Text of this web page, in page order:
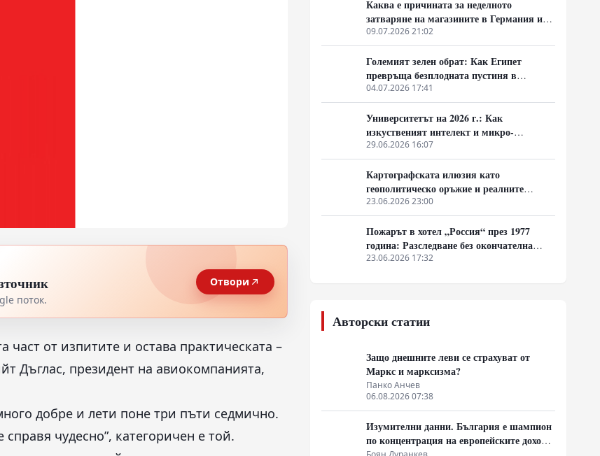
поток.
Отвори
от изпитите и остава практическата –
Дъглас, президент на авиокомпанията,
добре и лети поне три пъти седмично.
чудесно”, категоричен е той.
Каква е причината за неделното
затваряне на магазините в Германия и
предстои ли реформа на това правило?
09.07.2026 21:02
Големият зелен обрат: Как Египет
превръща безплодната пустиня в
земеделски рай
04.07.2026 17:41
Университетът на 2026 г.: Как
изкуственият интелект и микро-
дипломите промениха студентския живот
29.06.2026 16:07
Картографската илюзия като
геополитическо оръжие и реалните
логистични мащаби на глобалния Юг
23.06.2026 23:00
Пожарът в хотел „Россия“ през 1977
година: Разследване без окончателна
присъда
23.06.2026 17:32
Авторски статии
Защо днешните леви се страхуват от
Маркс и марксизма?
Панко Анчев
06.08.2026 07:38
Изумителни данни. България е шампион
по концентрация на европейските доходи